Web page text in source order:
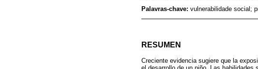
Palavras-chave: vulnerabilidade social;
RESUMEN
Creciente evidencia sugiere que la